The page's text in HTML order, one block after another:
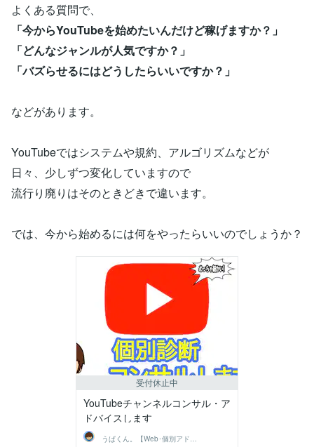
よくある質問で、
「今からYouTubeを始めたいんだけど稼げますか？」
「どんなジャンルが人気ですか？」
「バズらせるにはどうしたらいいですか？」
などがあります。
YouTubeではシステムや規約、アルゴリズムなどが
日々、少しずつ変化していますので
流行り廃りはそのときどきで違います。
では、今から始めるには何をやったらいいのでしょうか？
受付休止中
YouTubeチャンネルコンサル・ア
ドバイスします
うぱくん。【Web･個別アドバイス系】